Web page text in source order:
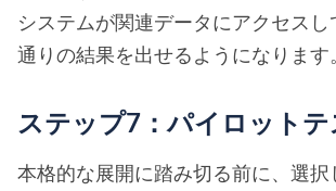
システムが関連データにアクセス
通りの結果を出せるようになります。
ステップ7：パイロットテ
本格的な展開に踏み切る前に、選